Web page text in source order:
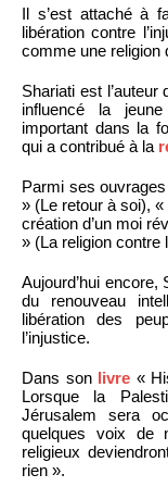
Il s’est attaché à
libération contre
comme une religion
Shariati est
influencé la
important dans la
qui a contribué à la
Parmi ses
» (Le retour à soi),
création d’un moi
» (La religion contre
Aujourd’hui
du renouveau
libération des
l’injustice.
Dans son livre «
Lorsque la
Jérusalem sera
quelques voix de
religieux
rien ».